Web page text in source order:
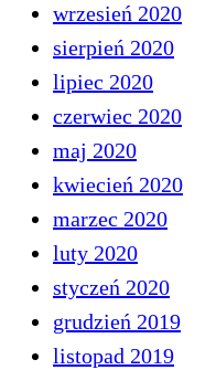
wrzesień 2020
sierpień 2020
lipiec 2020
czerwiec 2020
maj 2020
kwiecień 2020
marzec 2020
luty 2020
styczeń 2020
grudzień 2019
listopad 2019